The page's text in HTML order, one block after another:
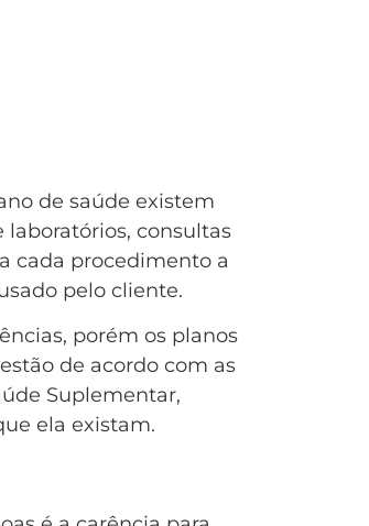
de saúde existem
consultas
cada procedimento a
pelo cliente.
porém os planos
de acordo com as
Suplementar,
ela existam.